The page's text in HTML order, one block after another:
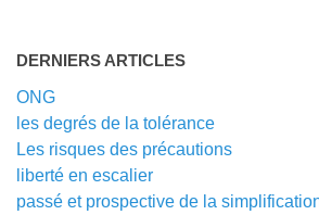
DERNIERS ARTICLES
ONG
les degrés de la tolérance
Les risques des précautions
liberté en escalier
passé et prospective de la